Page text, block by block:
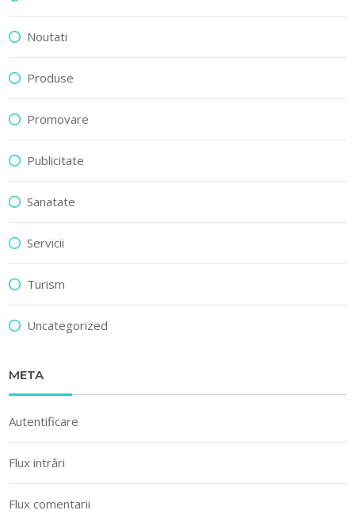
Noutati
Produse
Promovare
Publicitate
Sanatate
Servicii
Turism
Uncategorized
META
Autentificare
Flux intrări
Flux comentarii